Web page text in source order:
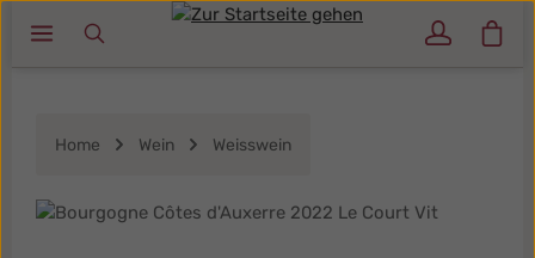
Zum Hauptinhalt springen
Home Wein Weisswein
Bildergalerie überspringen